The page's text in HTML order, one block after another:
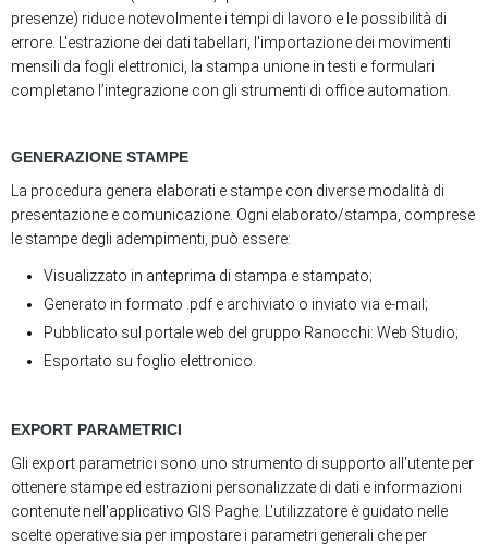
presenze) riduce notevolmente i tempi di lavoro e le possibilità di
errore. L'estrazione dei dati tabellari, l'importazione dei movimenti
mensili da fogli elettronici, la stampa unione in testi e formulari
completano l’integrazione con gli strumenti di office automation.
GENERAZIONE STAMPE
La procedura genera elaborati e stampe con diverse modalità di
presentazione e comunicazione. Ogni elaborato/stampa, comprese
le stampe degli adempimenti, può essere:
Visualizzato in anteprima di stampa e stampato;
Generato in formato .pdf e archiviato o inviato via e-mail;
Pubblicato sul portale web del gruppo Ranocchi: Web Studio;
Esportato su foglio elettronico.
EXPORT PARAMETRICI
Gli export parametrici sono uno strumento di supporto all'utente per
ottenere stampe ed estrazioni personalizzate di dati e informazioni
contenute nell'applicativo GIS Paghe. L'utilizzatore è guidato nelle
scelte operative sia per impostare i parametri generali che per